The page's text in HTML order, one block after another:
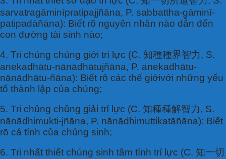
sarvatragāminīpratipajjñāna, P. sabbattha-gāminī-
patipadāñāna): Biết rõ nguyên nhân nào dẫn đến
con đường tái sinh nào;
4. Tri chủng chủng giới trí lực (C. 知種種界智力, S.
anekadhātu-nānādhātujñāna, P. anekadhātu-
nānādhātu-ñāna): Biết rõ các thế giớivới những yếu
tố thành lập của chúng;
5. Tri chủng chủng giải trí lực (C. 知種種解智力, S.
nānādhimukti-jñāna, P. nānādhimuttikatāñāna): Biết
rõ cá tính của chúng sinh;
6. Tri nhất thiết chúng sinh tâm tính trí lực (C. 知一切